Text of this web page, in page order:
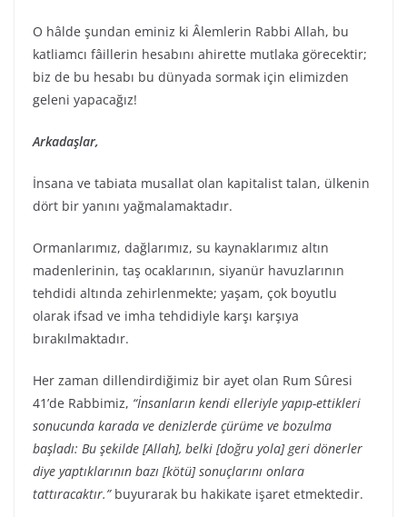
O hâlde şundan eminiz ki Âlemlerin Rabbi Allah, bu
katliamcı fâillerin hesabını ahirette mutlaka görecektir;
biz de bu hesabı bu dünyada sormak için elimizden
geleni yapacağız!
Arkadaşlar,
İnsana ve tabiata musallat olan kapitalist talan, ülkenin
dört bir yanını yağmalamaktadır.
Ormanlarımız, dağlarımız, su kaynaklarımız altın
madenlerinin, taş ocaklarının, siyanür havuzlarının
tehdidi altında zehirlenmekte; yaşam, çok boyutlu
olarak ifsad ve imha tehdidiyle karşı karşıya
bırakılmaktadır.
Her zaman dillendirdiğimiz bir ayet olan Rum Sûresi
41’de Rabbimiz, “İnsanların kendi elleriyle yapıp-ettikleri
sonucunda karada ve denizlerde çürüme ve bozulma
başladı: Bu şekilde [Allah], belki [doğru yola] geri dönerler
diye yaptıklarının bazı [kötü] sonuçlarını onlara
tattıracaktır.”buyurarak bu hakikate işaret etmektedir.